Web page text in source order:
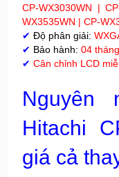
CP-WX3030WN |
WX3535WN | CP-
✔ Độ phân giải:
✔ Bảo hành: 04 tháng
✔ Cân chỉnh LCD
Nguyên
Hitachi
giá cả